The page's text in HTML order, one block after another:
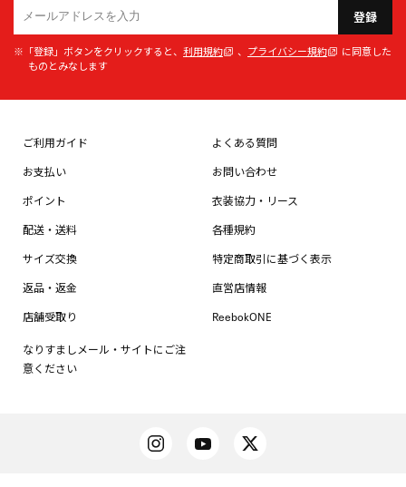
登録
※「登録」ボタンをクリックすると、 利用規約 、 プライバシー規約
に同意した
ものとみなします
ご利用ガイド
お支払い
ポイント
配送・送料
サイズ交換
返品・返金
店舗受取り
なりすましメール・サイトにご注
意ください
よくある質問
お問い合わせ
衣装協力・リース
各種規約
特定商取引に基づく表示
直営店情報
ReebokONE